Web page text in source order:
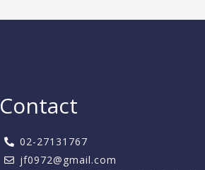
Contact
02-27131767
jf0972@gmail.com